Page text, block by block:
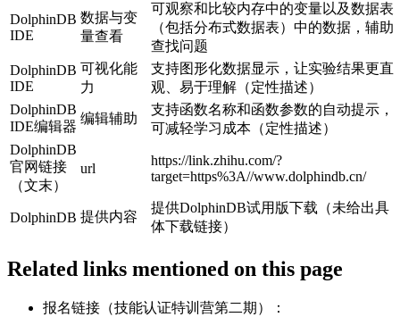
DolphinDB
IDE
数据与变
量查看
可观察和比较内存中的变量以及数据表
（包括分布式数据表）中的数据，辅助
查找问题
DolphinDB
IDE
可视化能
力
支持图形化数据显示，让实验结果更直
观、易于理解（定性描述）
DolphinDB
IDE编辑器
编辑辅助
支持函数名称和函数参数的自动提示，
可减轻学习成本（定性描述）
DolphinDB
官网链接
（文末）
url
https://link.zhihu.com/?
target=https%3A//www.dolphindb.cn/
DolphinDB 提供内容
提供DolphinDB试用版下载（未给出具
体下载链接）
Related links mentioned on this page
报名链接（技能认证特训营第二期）：